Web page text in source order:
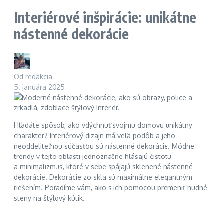
Interiérové inšpirácie: unikátne
nástenné dekorácie
Od redakcia
5. januára 2025
Hľadáte spôsob, ako vdýchnuť svojmu domovu unikátny
charakter? Interiérový dizajn má veľa podôb a jeho
neoddeliteľnou súčasťou sú nástenné dekorácie. Módne
trendy v tejto oblasti jednoznačne hlásajú čistotu
a minimalizmus, ktoré v sebe spájajú sklenené nástenné
dekorácie. Dekorácie zo skla sú maximálne elegantným
riešením. Poradíme vám, ako s ich pomocou premeniť nudné
steny na štýlový kútik.